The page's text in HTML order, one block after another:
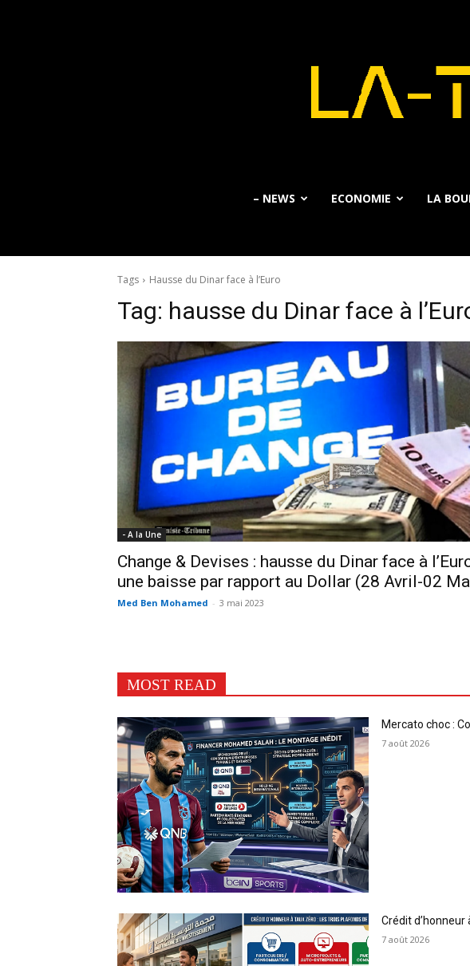
– NEWS ECONOMIE LA
Tags Hausse du Dinar face à l’Euro
Tag: hausse du Dinar face à
- A la Une
Change & Devises : hausse du Dinar face à
une baisse par rapport au Dollar (28 Avril-02
Med Ben Mohamed - 3 mai 2023
MOST READ
Mercato choc :
7 août 2026
Crédit
7 août 2026